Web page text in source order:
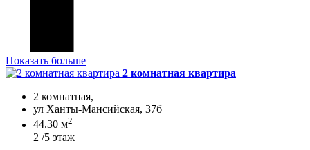
Показать больше
2 комнатная квартира
2 комнатная,
ул Ханты-Мансийская, 37б
44.30 м2
2 /5 этаж